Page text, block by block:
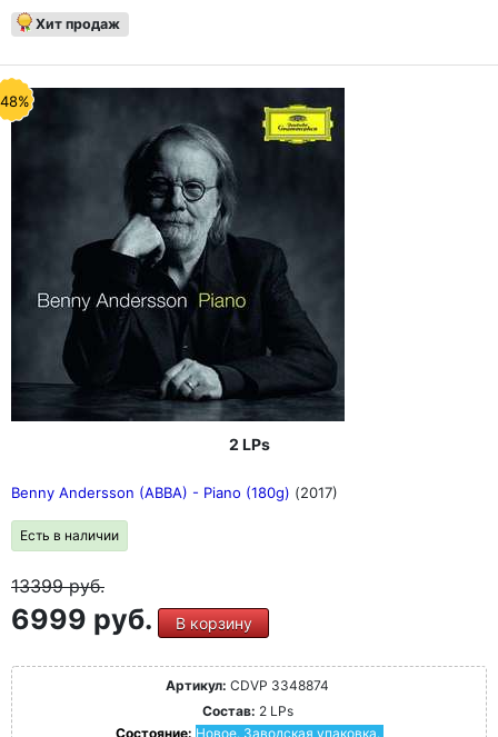
Хит продаж
2 LPs
Benny Andersson (ABBA) - Piano (180g) (2017)
Есть в наличии
13399руб.
6999 руб. В корзину
Артикул: CDVP 3348874
Состав: 2 LPs
Состояние: Новое. Заводская упаковка.